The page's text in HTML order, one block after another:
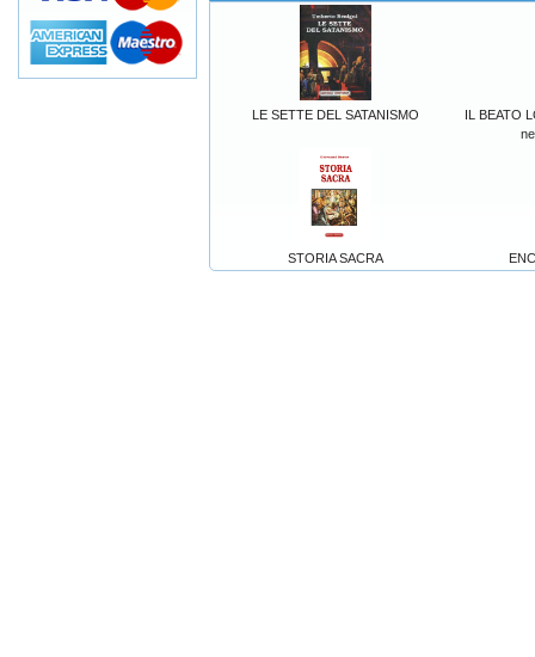
LE SETTE DEL SATANISMO
IL BEATO
STORIA SACRA